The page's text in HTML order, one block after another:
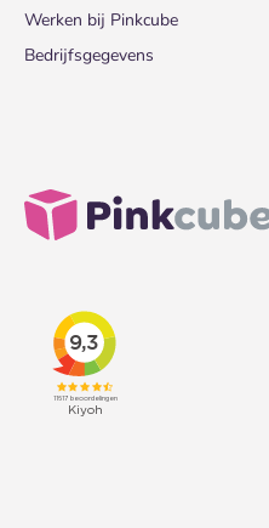
Werken bij Pinkcube
Bedrijfsgegevens